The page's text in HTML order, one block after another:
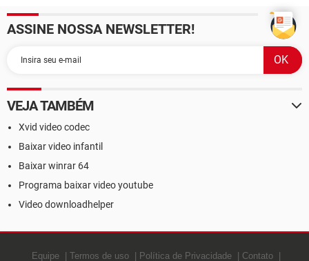
ASSINE NOSSA NEWSLETTER!
VEJA TAMBÉM
Xvid video codec
Baixar video infantil
Baixar winrar 64
Programa baixar video youtube
Video downloadhelper
Equipe Termos de uso Política de Privacidade Contato